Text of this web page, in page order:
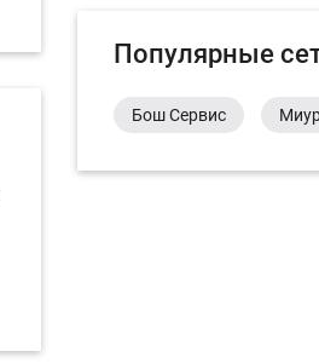
Популярные
Бош Сервис